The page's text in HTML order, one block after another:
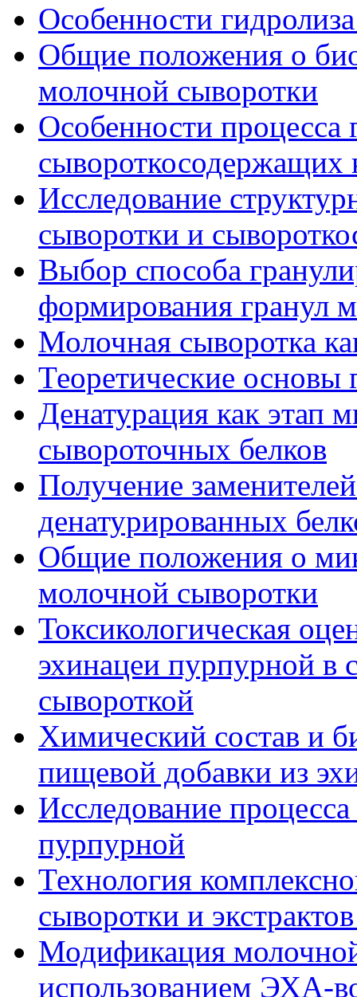
Особенности
Общие положения о
молочной сыворотки
Особенности процесса
сывороткосодержащих
Исследование
сыворотки и
Выбор способа
формирования гранул
Молочная сыворотка
Теоретические основы
Денатурация как этап
сывороточных белков
Получение
денатурированных
Общие положения о
молочной сыворотки
Токсикологическая
эхинацеи пурпурной в
сывороткой
Химический состав и
пищевой добавки из
Исследование
пурпурной
Технология
сыворотки и
Модификация
использованием ЭХА-